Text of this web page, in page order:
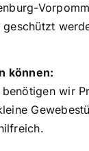
können:
wir